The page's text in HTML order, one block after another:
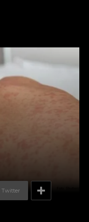
Twitter